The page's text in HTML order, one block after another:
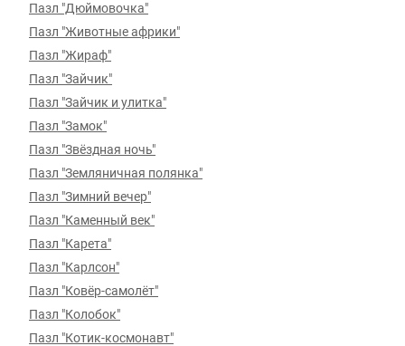
Пазл "Дюймовочка"
Пазл "Животные африки"
Пазл "Жираф"
Пазл "Зайчик"
Пазл "Зайчик и улитка"
Пазл "Замок"
Пазл "Звёздная ночь"
Пазл "Земляничная полянка"
Пазл "Зимний вечер"
Пазл "Каменный век"
Пазл "Карета"
Пазл "Карлсон"
Пазл "Ковёр-самолёт"
Пазл "Колобок"
Пазл "Котик-космонавт"